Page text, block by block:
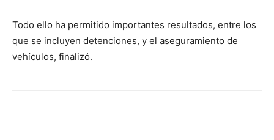
Todo ello ha permitido importantes resultados, entre los
que se incluyen detenciones, y el aseguramiento de
vehículos, finalizó.